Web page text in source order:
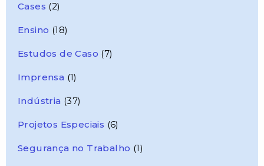
Cases (2)
Ensino (18)
Estudos de Caso (7)
Imprensa (1)
Indústria (37)
Projetos Especiais (6)
Segurança no Trabalho (1)